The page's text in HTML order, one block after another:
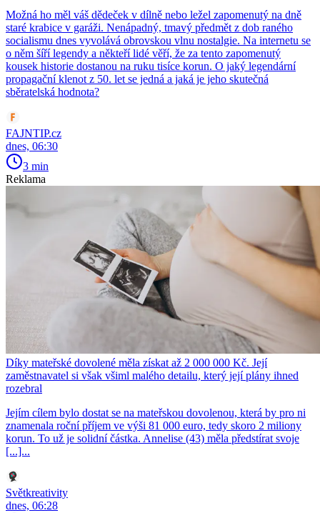
Možná ho měl váš dědeček v dílně nebo ležel zapomenutý na dně
staré krabice v garáži. Nenápadný, tmavý předmět z dob raného
socialismu dnes vyvolává obrovskou vlnu nostalgie. Na internetu se
o něm šíří legendy a někteří lidé věří, že za tento zapomenutý
kousek historie dostanou na ruku tisíce korun. O jaký legendární
propagační klenot z 50. let se jedná a jaká je jeho skutečná
sběratelská hodnota?
FAJNTIP.cz
dnes, 06:30
3 min
Reklama
Díky mateřské dovolené měla získat až 2 000 000 Kč. Její
zaměstnavatel si však všiml malého detailu, který její plány ihned
rozebral
Jejím cílem bylo dostat se na mateřskou dovolenou, která by pro ni
znamenala roční příjem ve výši 81 000 euro, tedy skoro 2 miliony
korun. To už je solidní částka. Annelise (43) měla předstírat svoje
[...]...
Světkreativity
dnes, 06:28